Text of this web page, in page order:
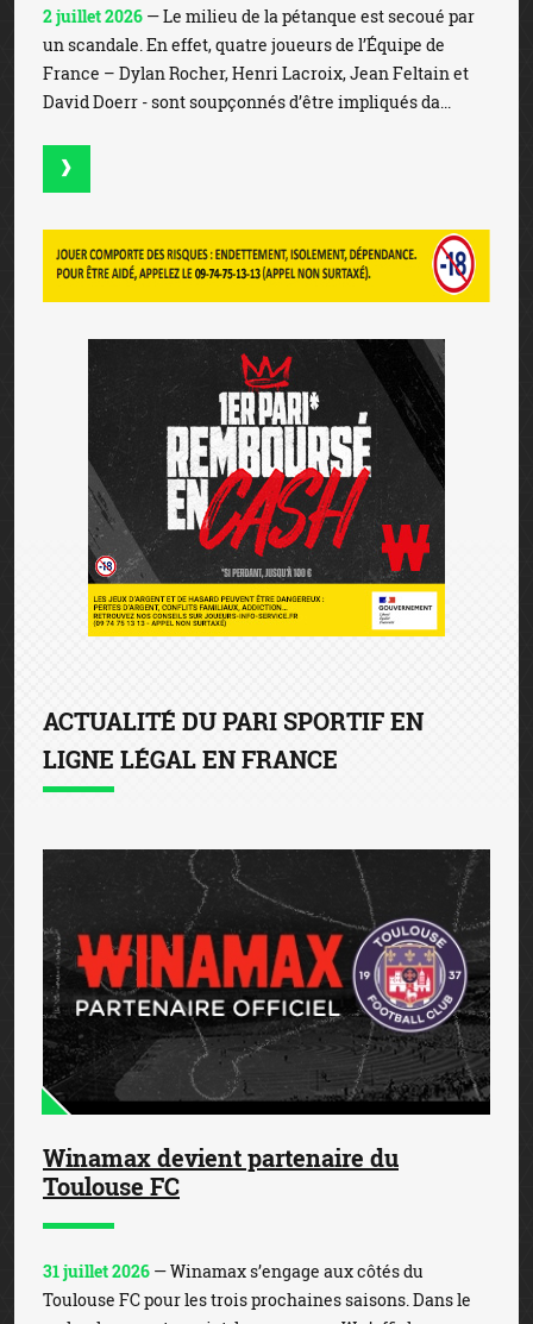
2 juillet 2026 — Le milieu de la pétanque est secoué par
un scandale. En effet, quatre joueurs de l’Équipe de
France – Dylan Rocher, Henri Lacroix, Jean Feltain et
David Doerr - sont soupçonnés d’être impliqués da...
ACTUALITÉ DU PARI SPORTIF EN
LIGNE LÉGAL EN FRANCE
Winamax devient partenaire du
Toulouse FC
31 juillet 2026 — Winamax s’engage aux côtés du
Toulouse FC pour les trois prochaines saisons. Dans le